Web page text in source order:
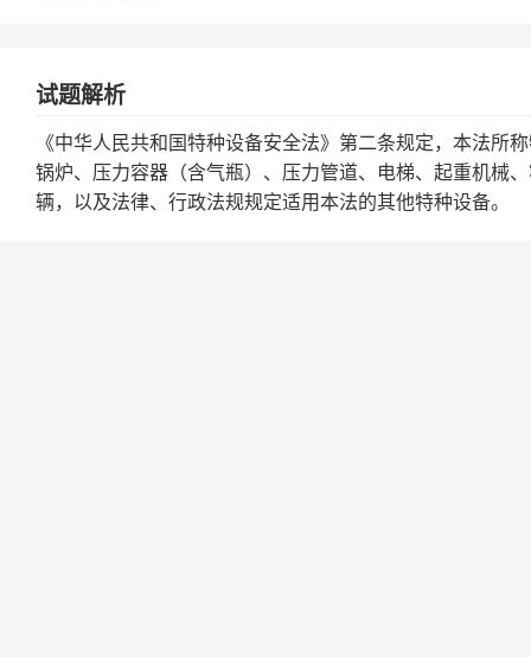
试题解析
《中华人民共和国特种设备安全法》第二条规定，本法所
锅炉、压力容器（含气瓶）、压力管道、电梯、起重机械
辆，以及法律、行政法规规定适用本法的其他特种设备。